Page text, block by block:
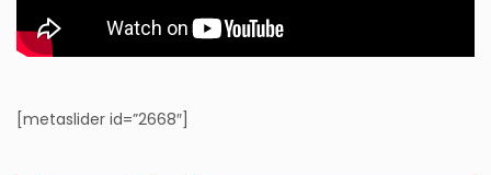
[metaslider id=”2668″]